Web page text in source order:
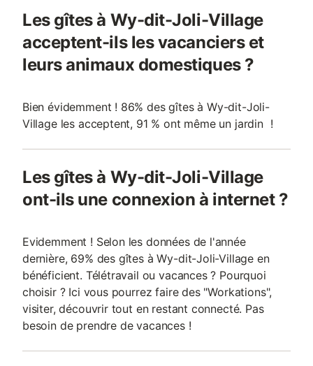
Les gîtes à Wy-dit-Joli-Village
acceptent-ils les vacanciers et
leurs animaux domestiques ?
Bien évidemment ! 86% des gîtes à Wy-dit-Joli-
Village les acceptent, 91 % ont même un jardin !
Les gîtes à Wy-dit-Joli-Village
ont-ils une connexion à internet ?
Evidemment ! Selon les données de l'année
dernière, 69% des gîtes à Wy-dit-Joli-Village en
bénéficient. Télétravail ou vacances ? Pourquoi
choisir ? Ici vous pourrez faire des "Workations",
visiter, découvrir tout en restant connecté. Pas
besoin de prendre de vacances !